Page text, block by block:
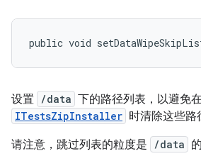
public void
设置 /data 下的路径列表，以避免
ITestsZipInstaller 时清除这些路
请注意，跳过列表的粒度是
/data